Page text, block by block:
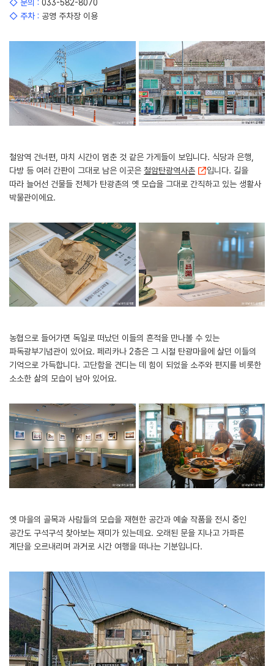
◇ 문의 : 033-582-8070
◇ 주차 : 공영 주차장 이용
철암역 건너편, 마치 시간이 멈춘 것 같은 가게들이 보입니다. 식당과 은행,
다방 등 여러 간판이 그대로 남은 이곳은 철암탄광역사촌
입니다. 길을
따라 늘어선 건물들 전체가 탄광촌의 옛 모습을 그대로 간직하고 있는 생활사
박물관이에요.
농협으로 들어가면 독일로 떠났던 이들의 흔적을 만나볼 수 있는
파독광부기념관이 있어요. 페리카나 2층은 그 시절 탄광마을에 살던 이들의
기억으로 가득합니다. 고단함을 견디는 데 힘이 되었을 소주와 편지를 비롯한
소소한 삶의 모습이 남아 있어요.
옛 마을의 골목과 사람들의 모습을 재현한 공간과 예술 작품을 전시 중인
공간도 구석구석 찾아보는 재미가 있는데요. 오래된 문을 지나고 가파른
계단을 오르내리며 과거로 시간 여행을 떠나는 기분입니다.